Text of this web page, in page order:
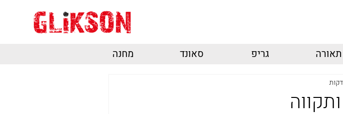
תאורה גריפ סאונד מחנה